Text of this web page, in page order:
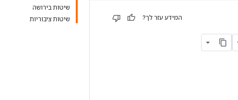
שיטות בירושה
שיטות ציבוריות
המידע עזר לך?